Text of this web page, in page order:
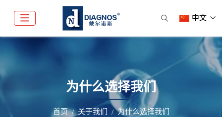
中文
为什么选择我们
首页 关于我们 为什么选择我们